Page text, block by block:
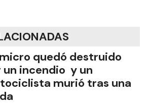
quedó destruido
un incendio y un
murió tras una